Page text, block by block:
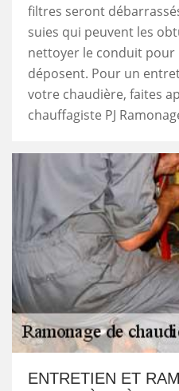
filtres seront
suies qui peuvent les
nettoyer le conduit pour
déposent. Pour un
votre chaudière, faites
chauffagiste PJ
ENTRETIEN ET